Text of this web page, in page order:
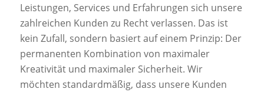
Leistungen, Services und Erfahrungen sich unsere
zahlreichen Kunden zu Recht verlassen. Das ist
kein Zufall, sondern basiert auf einem Prinzip: Der
permanenten Kombination von maximaler
Kreativität und maximaler Sicherheit. Wir
möchten standardmäßig, dass unsere Kunden